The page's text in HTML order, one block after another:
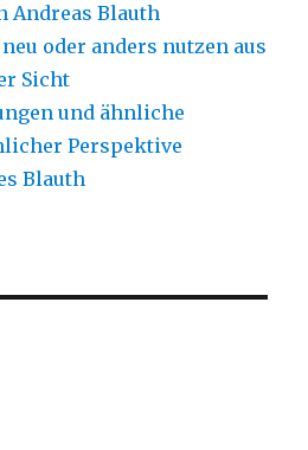
Andreas Blauth
oder anders nutzen aus
Sicht
und ähnliche
Perspektive
Blauth